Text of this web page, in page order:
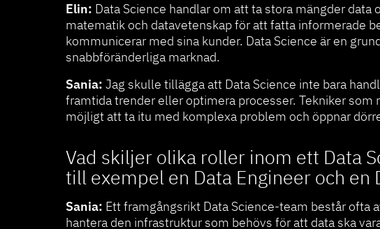
Elin: Data Science handlar om att ta stora mängder
matematik och datavetenskap för att fatta informerade
kommunicerar med sina kunder. Data Science är en
snabbföränderliga marknad.
Sania: Jag skulle tillägga att Data Science inte bara
framtida trender eller optimera processer. Tekniker
möjligt att ta itu med komplexa problem och öppnar
Vad skiljer olika roller inom ett Data
till exempel en Data Engineer och en
Sania: Ett framgångsrikt Data Science-team består ofta
hantera den infrastruktur som behövs för att data ska